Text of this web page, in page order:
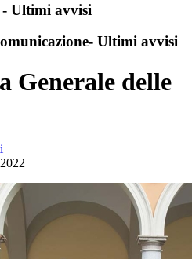
- Ultimi avvisi
Ultimi avvisi
Generale delle